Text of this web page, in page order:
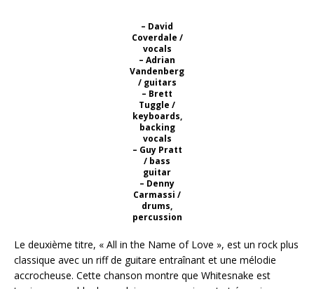
– David
Coverdale /
vocals
– Adrian
Vandenberg
/ guitars
– Brett
Tuggle /
keyboards,
backing
vocals
– Guy Pratt
/ bass
guitar
– Denny
Carmassi /
drums,
percussion
Le deuxième titre, « All in the Name of Love », est un rock plus
classique avec un riff de guitare entraînant et une mélodie
accrocheuse. Cette chanson montre que Whitesnake est